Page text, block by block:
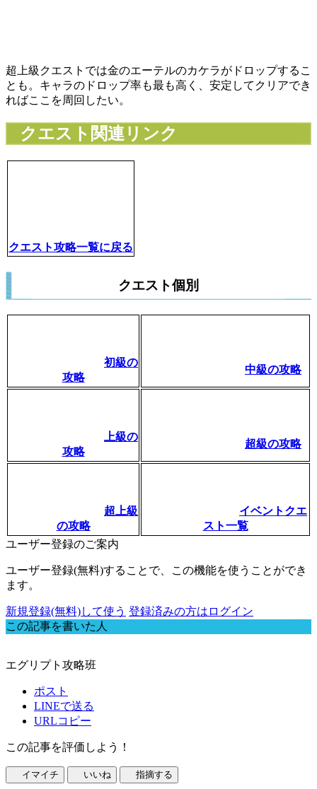
超上級クエストでは金のエーテルのカケラがドロップするこ
とも。キャラのドロップ率も最も高く、安定してクリアでき
ればここを周回したい。
クエスト関連リンク
クエスト攻略一覧に戻る
クエスト個別
初級の
攻略
中級の攻略
上級の
攻略
超級の攻略
超上級
の攻略
イベントクエ
スト一覧
ユーザー登録のご案内
ユーザー登録(無料)することで、この機能を使うことができ
ます。
新規登録(無料)して使う 登録済みの方はログイン
この記事を書いた人
エグリプト攻略班
ポスト
LINEで送る
URLコピー
この記事を評価しよう！
イマイチ いいね 指摘する